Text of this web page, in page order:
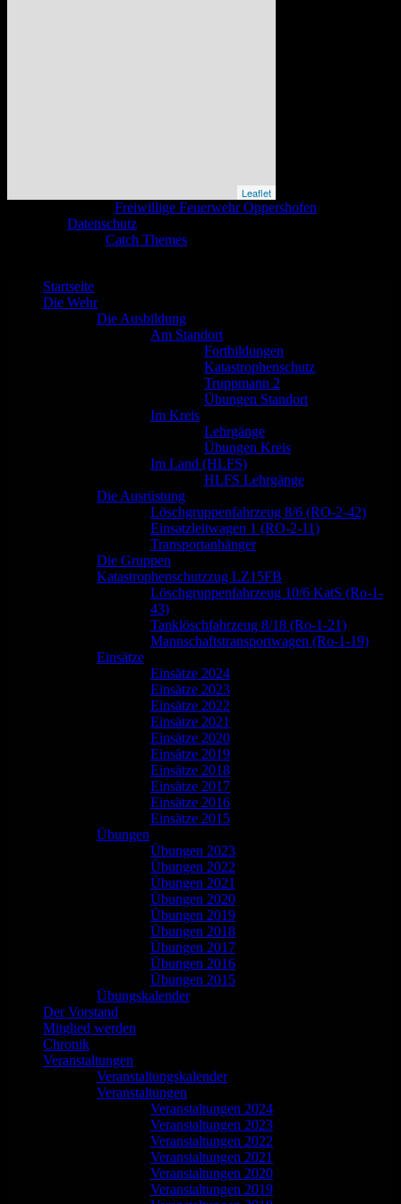
Leaflet
Freiwillige Feuerwehr Oppershofen
Datenschutz
Catch Themes
scrollenStartseite
Die Wehr
Die Ausbildung
Am Standort
Fortbildungen
Katastrophenschutz
Truppmann 2
Übungen Standort
Im Kreis
Lehrgänge
Übungen Kreis
Im Land (HLFS)
HLFS Lehrgänge
Die Ausrüstung
Löschgruppenfahrzeug 8/6 (RO-2-42)
Einsatzleitwagen 1 (RO-2-11)
Transportanhänger
Die Gruppen
Katastrophenschutzzug LZ15FB
Löschgruppenfahrzeug 10/6 KatS (Ro-1-
43)
Tanklöschfahrzeug 8/18 (Ro-1-21)
Mannschaftstransportwagen (Ro-1-19)
Einsätze
Einsätze 2024
Einsätze 2023
Einsätze 2022
Einsätze 2021
Einsätze 2020
Einsätze 2019
Einsätze 2018
Einsätze 2017
Einsätze 2016
Einsätze 2015
Übungen
Übungen 2023
Übungen 2022
Übungen 2021
Übungen 2020
Übungen 2019
Übungen 2018
Übungen 2017
Übungen 2016
Übungen 2015
Übungskalender
Der Vorstand
Mitglied werden
Chronik
Veranstaltungen
Veranstaltungskalender
Veranstaltungen
Veranstaltungen 2024
Veranstaltungen 2023
Veranstaltungen 2022
Veranstaltungen 2021
Veranstaltungen 2020
Veranstaltungen 2019